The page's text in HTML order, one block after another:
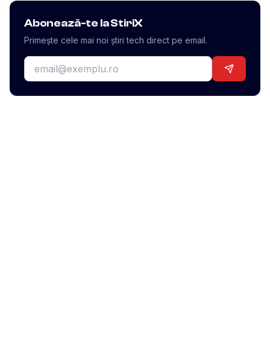
Abonează-te la StiriX
Primește cele mai noi știri tech direct pe email.